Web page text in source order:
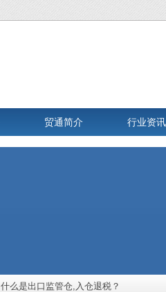
贸通简介 行业资讯
什么是出口监管仓,入仓退税？